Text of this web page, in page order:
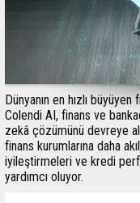
Dünyanın en hızlı
Colendi AI, finans ve
zekâ çözümünü devreye
finans kurumlarına daha
iyileştirmeleri ve kredi
yardımcı oluyor.